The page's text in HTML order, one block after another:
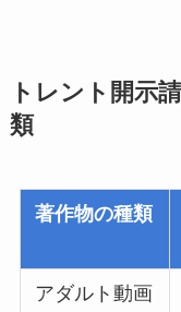
トレント開示
類
著作物の種類
アダルト動画